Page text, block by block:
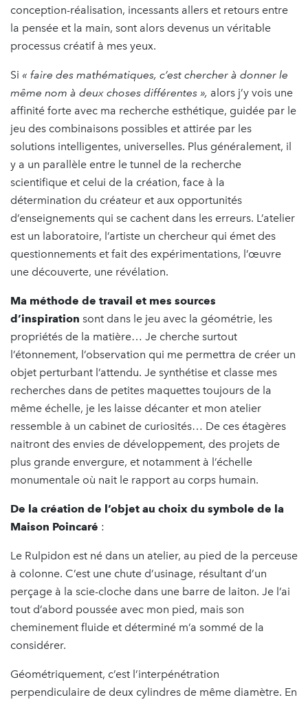
conception-réalisation, incessants allers et retours entre
la pensée et la main, sont alors devenus un véritable
processus créatif à mes yeux.
Si « faire des mathématiques, c’est chercher à donner le
même nom à deux choses différentes », alors j’y vois une
affinité forte avec ma recherche esthétique, guidée par le
jeu des combinaisons possibles et attirée par les
solutions intelligentes, universelles. Plus généralement, il
y a un parallèle entre le tunnel de la recherche
scientifique et celui de la création, face à la
détermination du créateur et aux opportunités
d’enseignements qui se cachent dans les erreurs. L’atelier
est un laboratoire, l’artiste un chercheur qui émet des
questionnements et fait des expérimentations, l’œuvre
une découverte, une révélation.
Ma méthode de travail et mes sources
d’inspiration sont dans le jeu avec la géométrie, les
propriétés de la matière… Je cherche surtout
l’étonnement, l’observation qui me permettra de créer un
objet perturbant l’attendu. Je synthétise et classe mes
recherches dans de petites maquettes toujours de la
même échelle, je les laisse décanter et mon atelier
ressemble à un cabinet de curiosités… De ces étagères
naitront des envies de développement, des projets de
plus grande envergure, et notamment à l’échelle
monumentale où nait le rapport au corps humain.
De la création de l’objet au choix du symbole de la
Maison Poincaré :
Le Rulpidon est né dans un atelier, au pied de la perceuse
à colonne. C’est une chute d’usinage, résultant d’un
perçage à la scie-cloche dans une barre de laiton. Je l’ai
tout d’abord poussée avec mon pied, mais son
cheminement fluide et déterminé m’a sommé de la
considérer.
Géométriquement, c’est l’interpénétration
perpendiculaire de deux cylindres de même diamètre. En